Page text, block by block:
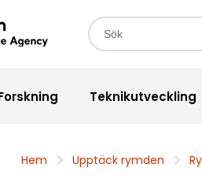
Sökfält
Teknikutveckling
Hem Upptäck rymden